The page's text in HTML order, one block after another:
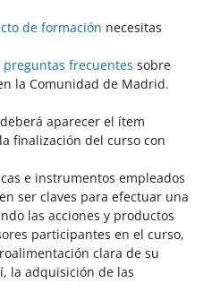
de formación necesitas
preguntas frecuentes sobre
la Comunidad de Madrid.
aparecer el ítem
finalización del curso con
e instrumentos empleados
ser claves para efectuar una
las acciones y productos
participantes en el curso,
clara de su
la adquisición de las